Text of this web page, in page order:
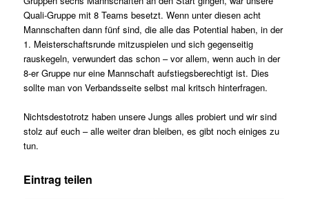
Quali-Gruppe mit 8 Teams besetzt. Wenn unter diesen acht
Mannschaften dann fünf sind, die alle das Potential haben, in der
1. Meisterschaftsrunde mitzuspielen und sich gegenseitig
rauskegeln, verwundert das schon – vor allem, wenn auch in der
8-er Gruppe nur eine Mannschaft aufstiegsberechtigt ist. Dies
sollte man von Verbandsseite selbst mal kritsch hinterfragen.
Nichtsdestotrotz haben unsere Jungs alles probiert und wir sind
stolz auf euch – alle weiter dran bleiben, es gibt noch einiges zu
tun.
Eintrag teilen